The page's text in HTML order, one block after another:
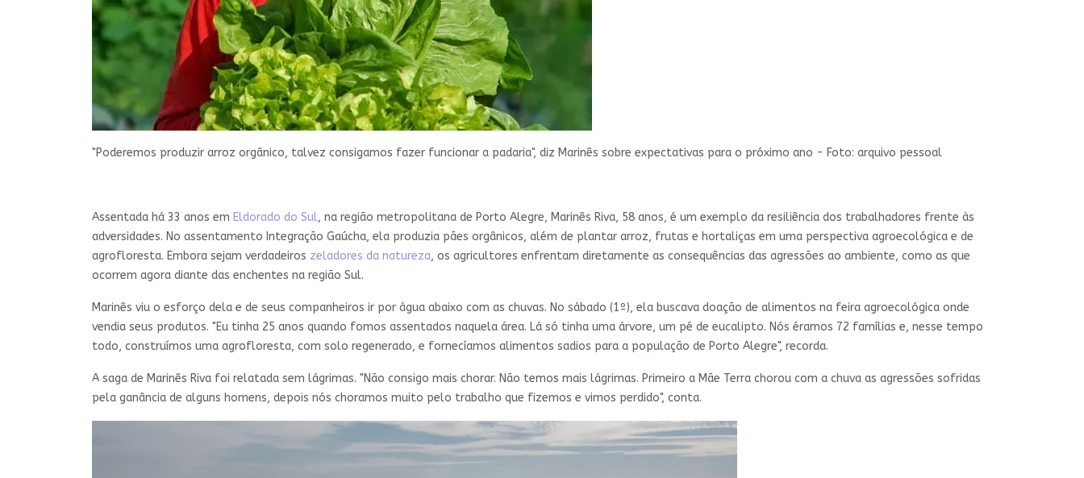
"Poderemos produzir arroz orgânico, talvez consigamos fazer funcionar a padaria", diz Marinês sobre expectativas para o próximo ano - Foto: arquivo pessoal
Assentada há 33 anos em Eldorado do Sul, na região metropolitana de Porto Alegre, Marinês Riva, 58 anos, é um exemplo da resiliência dos trabalhadores frente às
adversidades. No assentamento Integração Gaúcha, ela produzia pães orgânicos, além de plantar arroz, frutas e hortaliças em uma perspectiva agroecológica e de
agrofloresta. Embora sejam verdadeiros zeladores da natureza, os agricultores enfrentam diretamente as consequências das agressões ao ambiente, como as que
ocorrem agora diante das enchentes na região Sul.
Marinês viu o esforço dela e de seus companheiros ir por água abaixo com as chuvas. No sábado (1º), ela buscava doação de alimentos na feira agroecológica onde
vendia seus produtos. "Eu tinha 25 anos quando fomos assentados naquela área. Lá só tinha uma árvore, um pé de eucalipto. Nós éramos 72 famílias e, nesse tempo
todo, construímos uma agrofloresta, com solo regenerado, e fornecíamos alimentos sadios para a população de Porto Alegre", recorda.
A saga de Marinês Riva foi relatada sem lágrimas. "Não consigo mais chorar. Não temos mais lágrimas. Primeiro a Mãe Terra chorou com a chuva as agressões sofridas
pela ganância de alguns homens, depois nós choramos muito pelo trabalho que fizemos e vimos perdido", conta.